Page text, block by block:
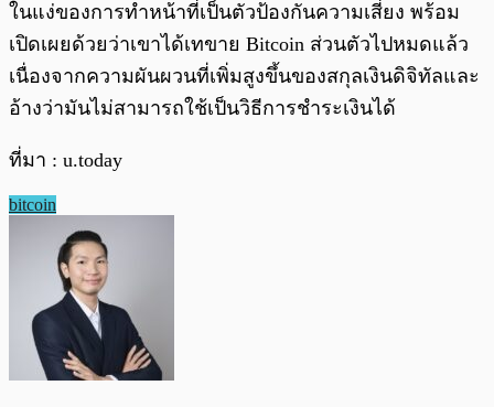
ในแง่ของการทำหน้าที่เป็นตัวป้องกันความเสี่ยง พร้อม
เปิดเผยด้วยว่าเขาได้เทขาย Bitcoin ส่วนตัวไปหมดแล้ว
เนื่องจากความผันผวนที่เพิ่มสูงขึ้นของสกุลเงินดิจิทัลและ
อ้างว่ามันไม่สามารถใช้เป็นวิธีการชำระเงินได้
ที่มา : u.today
bitcoin